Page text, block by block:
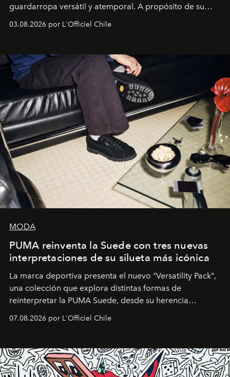
guardarropa versátil y atemporal. A propósito de su
lanzamiento, los fundadores de la firma neoyorquina y
la asesora creativa y jefa de diseño global de la marca
y la filosofía detrás de la propuesta.
03.08.2026 por L'Officiel Chile
MODA
PUMA reinventa la Suede con tres nuevas
interpretaciones de su silueta más icónica
La marca deportiva presenta el nuevo "Versatility Pack",
una colección que explora distintas formas de
reinterpretar la PUMA Suede, desde su herencia
deportiva hasta una mirada moderna inspirada en el
diseño y el universo outdoor.
07.08.2026 por L'Officiel Chile